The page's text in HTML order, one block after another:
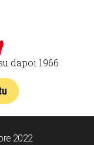
dapoi 1966
2022